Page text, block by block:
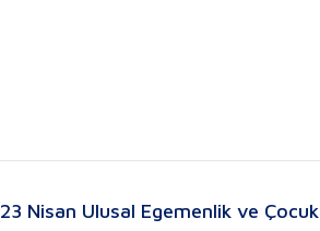
23 Nisan Ulusal Egemenlik ve Çocuk